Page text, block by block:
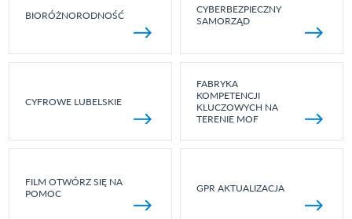
BIORÓŻNORODNOŚĆ
CYBERBEZPIECZNY
SAMORZĄD
CYFROWE LUBELSKIE
FABRYKA
KOMPETENCJI
KLUCZOWYCH NA
TERENIE MOF
FILM OTWÓRZ SIĘ NA
POMOC
GPR AKTUALIZACJA